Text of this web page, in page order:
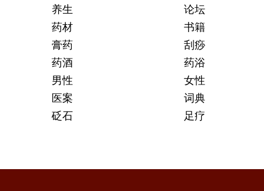
养生
论坛
药材
书籍
膏药
刮痧
药酒
药浴
男性
女性
医案
词典
砭石 足疗